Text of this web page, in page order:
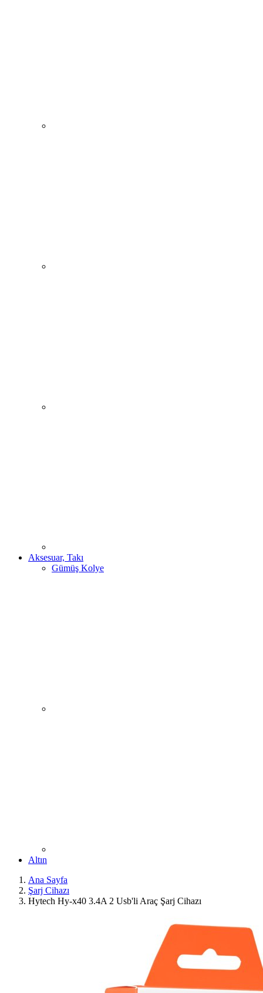
Aksesuar, Takı
Gümüş Kolye
Altın
Ana Sayfa
Şarj Cihazı
Hytech Hy-x40 3.4A 2 Usb'li Araç Şarj Cihazı